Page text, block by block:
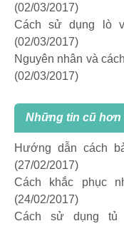
(02/03/2017)
Cách sử dụng lò
(02/03/2017)
Nguyên nhân và
(02/03/2017)
Những tin cũ hơn
Hướng dẫn cách
(27/02/2017)
Cách khắc phục
(24/02/2017)
Cách sử dụng tủ